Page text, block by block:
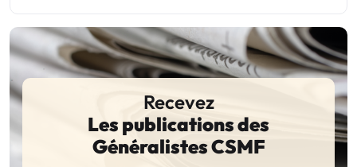
Recevez
Les publications des
Généralistes CSMF